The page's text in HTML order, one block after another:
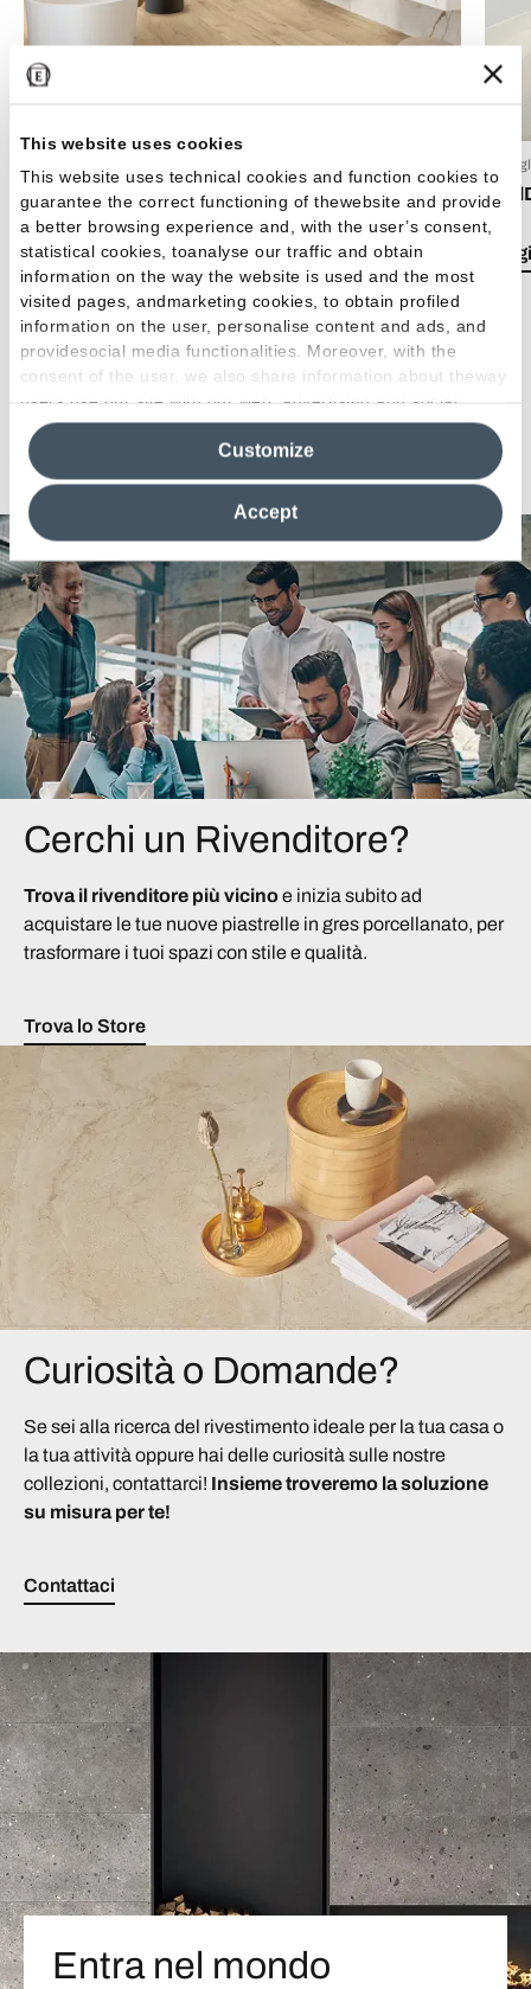
This website uses cookies
This website uses technical cookies and function cookies to
guarantee the correct functioning of thewebsite and provide
a better browsing experience and, with the user’s consent,
statistical cookies, toanalyse our traffic and obtain
information on the way the website is used and the most
visited pages, andmarketing cookies, to obtain profiled
information on the user, personalise content and ads, and
providesocial media functionalities. Moreover, with the
consent of the user, we also share information about theway
users use our site with our web, advertising and social
media analytics partners, who may combine itwith other
information in their possession. By closing this banner,
clicking on "Reject", it will be possible tocontinue browsing
the site after installing only technical cookies. For more
information see the
Cookie Policy
Accept
Customize
Stile boho chic: come arredare casa con
piastrelle dal gusto bohémien
Leggi l'articolo
15
Vedi tutti gli articoli
Cerchi un Rivenditore?
Trova il rivenditore più vicinoe inizia subito ad
acquistare le tue nuove piastrelle in gres porcellanato, per
trasformare i tuoi spazi con stile e qualità.
Trova lo Store
Curiosità o Domande?
Se sei alla ricerca del rivestimento ideale per la tua casa o
la tua attività oppure hai delle curiosità sulle nostre
collezioni, contattarci! Insieme troveremo la soluzione
su misura per te!
Contattaci
Entra nel mondo